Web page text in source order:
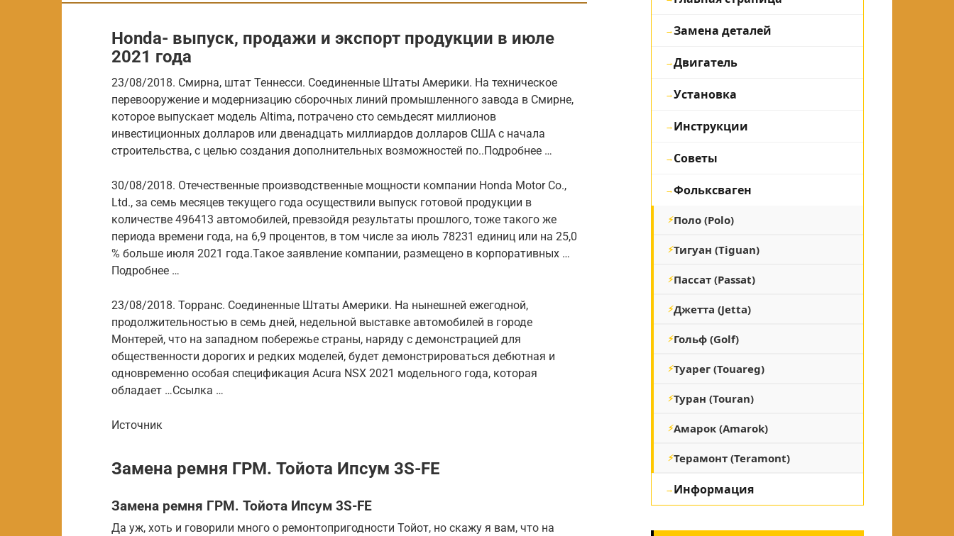
Honda- выпуск, продажи и экспорт продукции в июле
2021 года
23/08/2018. Смирна, штат Теннесси. Соединенные Штаты Америки. На техническое
перевооружение и модернизацию сборочных линий промышленного завода в Смирне,
которое выпускает модель Altima, потрачено сто семьдесят миллионов
инвестиционных долларов или двенадцать миллиардов долларов США с начала
строительства, с целью создания дополнительных возможностей по..Подробнее …
30/08/2018. Отечественные производственные мощности компании Honda Motor Co.,
Ltd., за семь месяцев текущего года осуществили выпуск готовой продукции в
количестве 496413 автомобилей, превзойдя результаты прошлого, тоже такого же
периода времени года, на 6,9 процентов, в том числе за июль 78231 единиц или на 25,0
% больше июля 2021 года.Такое заявление компании, размещено в корпоративных …
Подробнее …
23/08/2018. Торранс. Соединенные Штаты Америки. На нынешней ежегодной,
продолжительностью в семь дней, недельной выставке автомобилей в городе
Монтерей, что на западном побережье страны, наряду с демонстрацией для
общественности дорогих и редких моделей, будет демонстрироваться дебютная и
одновременно особая спецификация Acura NSX 2021 модельного года, которая
обладает …Ссылка …
Источник
Замена ремня ГРМ. Тойота Ипсум 3S-FE
Замена ремня ГРМ. Тойота Ипсум 3S-FE
Да уж, хоть и говорили много о ремонтопригодности Тойот, но скажу я вам, что на
Замена деталей
Двигатель
Установка
Инструкции
Советы
Фольксваген
Поло (Polo)
Тигуан (Tiguan)
Пассат (Passat)
Джетта (Jetta)
Гольф (Golf)
Туарег (Touareg)
Туран (Touran)
Амарок (Amarok)
Терамонт (Teramont)
Информация